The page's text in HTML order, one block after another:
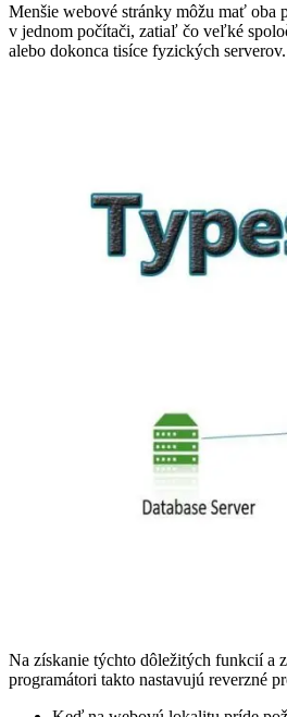
Menšie webové stránky môžu mať oba
v jednom počítači, zatiaľ čo veľké
alebo dokonca tisíce fyzických serverov.
Na získanie týchto dôležitých funkcií a
programátori takto nastavujú reverzné